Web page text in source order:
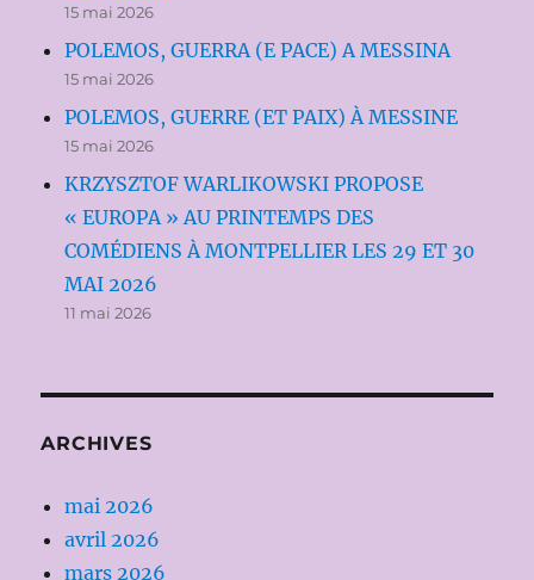
15 mai 2026
POLEMOS, GUERRA (E PACE) A MESSINA
15 mai 2026
POLEMOS, GUERRE (ET PAIX) À MESSINE
15 mai 2026
KRZYSZTOF WARLIKOWSKI PROPOSE
« EUROPA » AU PRINTEMPS DES
COMÉDIENS À MONTPELLIER LES 29 ET 30
MAI 2026
11 mai 2026
ARCHIVES
mai 2026
avril 2026
mars 2026